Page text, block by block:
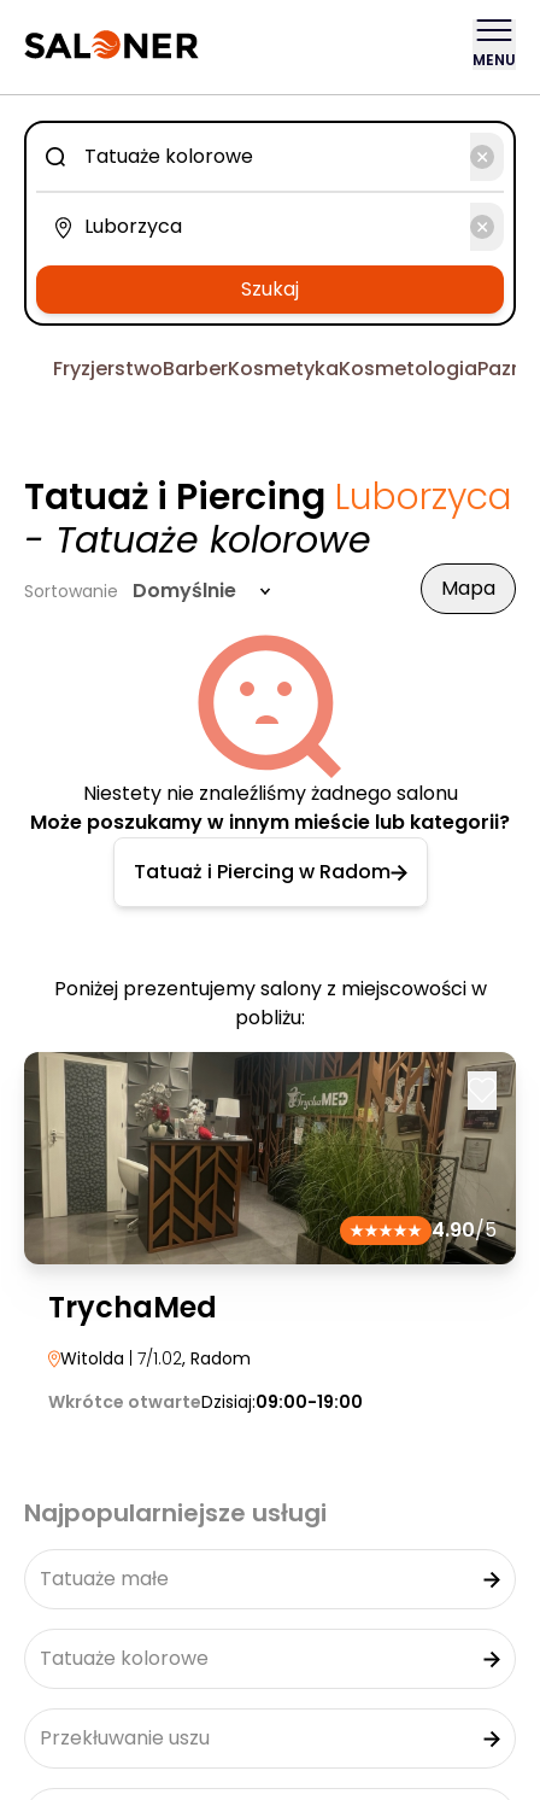
MENU
Szukaj
FryzjerstwoBarberKosmetykaKosmetologia
Tatuaż i Piercing Luborzyca
- Tatuaże kolorowe
Sortowanie Domyślnie Mapa
Niestety nie znaleźliśmy żadnego salonu
Może poszukamy w innym mieście lub kategorii?
Tatuaż i Piercing w Radom
Poniżej prezentujemy salony z miejscowości w
pobliżu:
4.90/5
TrychaMed
Witolda | 7/1.02, Radom
Wkrótce otwarteDzisiaj:09:00-19:00
Najpopularniejsze usługi
Tatuaże małe
Tatuaże kolorowe
Przekłuwanie uszu